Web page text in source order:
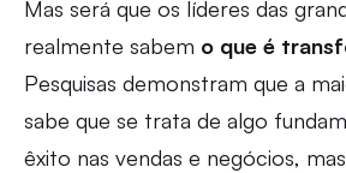
Mas será que os líderes das
realmente sabem o que é
Pesquisas demonstram que a
sabe que se trata de algo
êxito nas vendas e negócios,